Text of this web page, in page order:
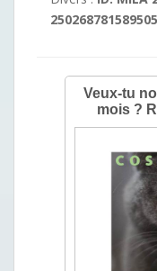
250268781589505